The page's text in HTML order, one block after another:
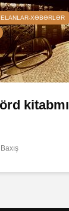
ELANLAR-XƏBƏRLƏR
kitabmı